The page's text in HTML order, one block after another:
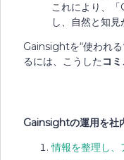
これにより、
し、自然と知見
Gainsightを“使われる
るには、こうした コ
Gainsightの運用を社
情報を整理し、